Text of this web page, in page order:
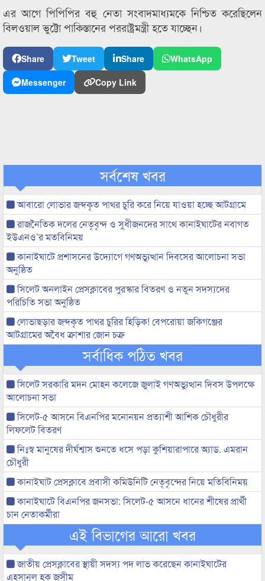
এর আগে পিপিপির বহু নেতা সংবাদমাধ্যমকে নিশ্চিত করেছিলেন
বিলওয়াল ভুট্টো পাকিস্তানের পররাষ্ট্রমন্ত্রী হতে যাচ্ছেন।
Share Tweet Share
WhatsApp
Messenger
Copy Link
সর্বশেষ খবর
আবারো লোভার জব্দকৃত পাথর চুরি করে নিয়ে যাওয়া হচ্ছে আটগ্রামে
রাজনৈতিক দলের নেতৃবৃন্দ ও সুধীজনদের সাথে কানাইঘাটের নবাগত
ইউএনও’র মতবিনিময়
কানাইঘাটে প্রশাসনের উদ্যোগে গণঅভ্যুত্থান দিবসের আলোচনা সভা
অনুষ্ঠিত
সিলেট অনলাইন প্রেসক্লাবের পুরস্কার বিতরণ ও নতুন সদস্যদের
পরিচিতি সভা অনুষ্ঠিত
লোভাছড়ার জব্দকৃত পাথর চুরির হিড়িক! বেপরোয়া জকিগঞ্জের
আটগ্রামের অবৈধ ক্রাশার জোন চক্র
সর্বাধিক পঠিত খবর
সিলেট সরকারি মদন মোহন কলেজে জুলাই গণঅভ্যুত্থান দিবস উপলক্ষে
আলোচনা সভা
সিলেট-৫ আসনে বিএনপির মনোনয়ন প্রত্যাশী আশিক চৌধুরীর
লিফলেট বিতরণ
নিঃস্ব মানুষের দীর্ঘশ্বাস শুনতে ধসে পড়া কুশিয়ারাপারে অ্যাড. এমরান
চৌধুরী
কানাইঘাট প্রেসক্লাবে প্রবাসী কমিউনিটি নেতৃবৃন্দের নিয়ে মতিবিনিময়
কানাইঘাটে বিএনপির জনসভা: সিলেট-৫ আসনে ধানের শীষের প্রার্থী
চান নেতাকর্মীরা
এই বিভাগের আরো খবর
জাতীয় প্রেসক্লাবের স্থায়ী সদস্য পদ লাভ করেছেন কানাইঘাটের
এহসানুল হক জসীম